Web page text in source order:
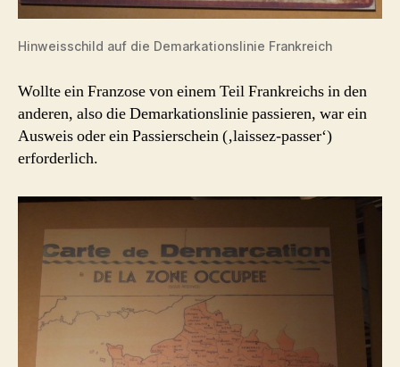
Hinweisschild auf die Demarkationslinie Frankreich
Wollte ein Franzose von einem Teil Frankreichs in den
anderen, also die Demarkationslinie passieren, war ein
Ausweis oder ein Passierschein (‚laissez-passer‘)
erforderlich.